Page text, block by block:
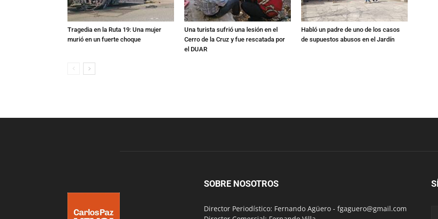
Tragedia en la Ruta 19: Una mujer
murió en un fuerte choque
Una turista sufrió una lesión en el
Cerro de la Cruz y fue rescatada por
el DUAR
Habló un padre de uno de los casos
de supuestos abusos en el Jardín
SOBRE NOSOTROS
Director Periodístico: Fernando Agüero - fgaguero@gmail.com